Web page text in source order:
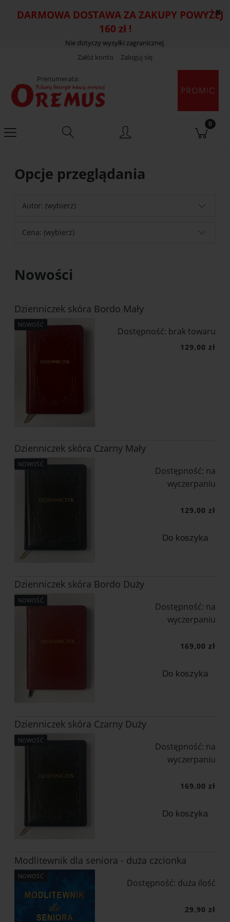
DARMOWA DOSTAWA ZA ZAKUPY POWYŻEJ
160 zł !
Nie dotyczy wysyłki zagranicznej
Załóż konto
Zaloguj się
Prenumerata:
Opcje przeglądania
Autor: (wybierz)
Cena: (wybierz)
Nowości
Dzienniczek skóra Bordo Mały
Dostępność: brak towaru
129,00 zł
NOWOŚĆ
Dzienniczek skóra Czarny Mały
Dostępność: na
wyczerpaniu
129,00 zł
Do koszyka
NOWOŚĆ
Dzienniczek skóra Bordo Duży
Dostępność: na
wyczerpaniu
169,00 zł
Do koszyka
NOWOŚĆ
Dzienniczek skóra Czarny Duży
Dostępność: na
wyczerpaniu
169,00 zł
Do koszyka
NOWOŚĆ
Modlitewnik dla seniora - duża czcionka
Dostępność: duża ilość
29,90 zł
NOWOŚĆ